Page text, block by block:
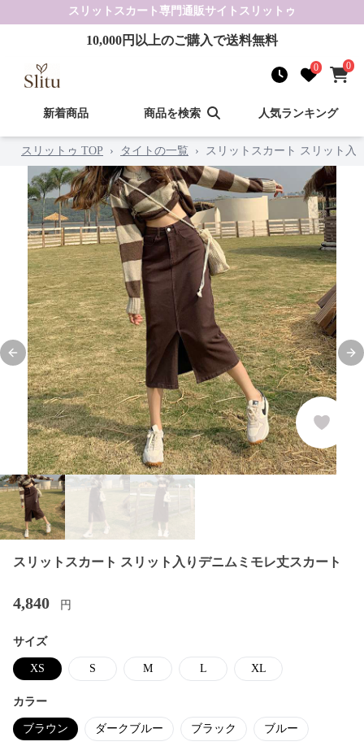
スリットスカート 専門通販サイト スリットゥ
10,000円以上のご購入で送料無料
0 0
新着商品 商品を検索 人気ランキング
スリットゥ TOP › タイトの一覧 › スリットスカート スリット入
Previous slide
スリットスカート スリット入りデニムミモレ丈スカート
4,840 円
サイズ
XS S M L XL
カラー
ブラウン ダークブルー ブラック ブルー